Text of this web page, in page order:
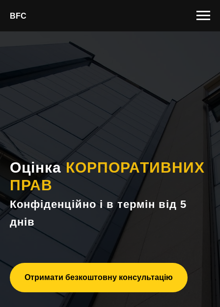
BFC
ОцінкаКОРПОРАТИВНИХ
ПРАВ
Конфіденційно і в термін від 5
днів
Отримати безкоштовну консультацію